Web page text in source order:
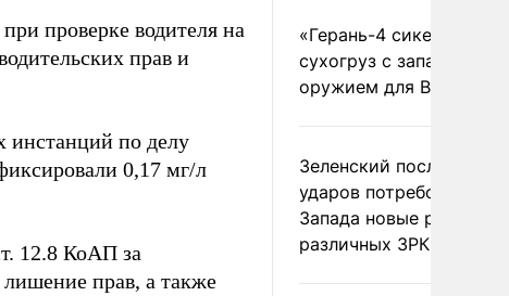
проверке водителя на
прав и
инстанций по делу
0,17 мг/л
12.8 КоАП за
прав, а также
«Герань-4 сикер»
сухогруз с западным
оружием для ВСУ
Зеленский после
ударов потребовал у
Запада новые ракеты
различных ЗРК